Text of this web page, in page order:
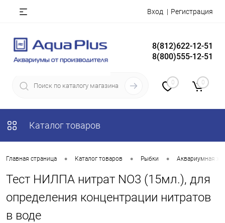
Вход Регистрация
8(812)622-12-51
8(800)555-12-51
0 0
Каталог товаров
Главная страница • Каталог товаров • Рыбки • Аквариумная
Тест НИЛПА нитрат NO3 (15мл.), для
определения концентрации нитратов
в воде